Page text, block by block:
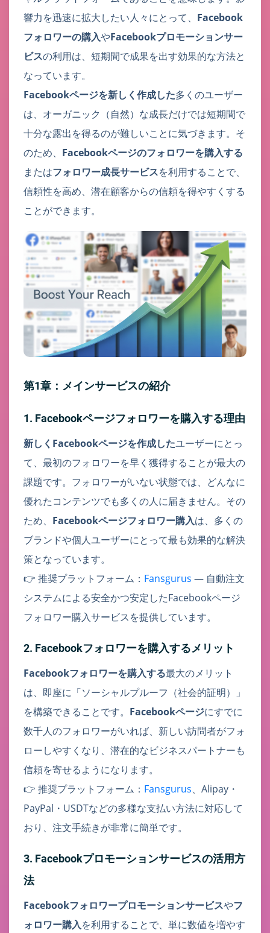
響力を迅速に拡大したい人々にとって、 Facebook
フォロワーの購入やFacebookプロモーションサー
ビスの利用は、短期間で成果を出す効果的な方法と
なっています。
Facebookページを新しく作成した多くのユーザー
は、オーガニック（自然）な成長だけでは短期間で
十分な露出を得るのが難しいことに気づきます。そ
のため、 Facebookページのフォロワーを購入する
またはフォロワー成長サービスを利用することで、
信頼性を高め、潜在顧客からの信頼を得やすくする
ことができます。
第1章：メインサービスの紹介
1. Facebookページフォロワーを購入する理由
新しくFacebookページを作成したユーザーにとっ
て、最初のフォロワーを早く獲得することが最大の
課題です。フォロワーがいない状態では、どんなに
優れたコンテンツでも多くの人に届きません。その
ため、 Facebookページフォロワー購入は、多くの
ブランドや個人ユーザーにとって最も効果的な解決
策となっています。
👉 推奨プラットフォーム： Fansgurus — 自動注文
システムによる安全かつ安定したFacebookページ
フォロワー購入サービスを提供しています。
2. Facebookフォロワーを購入するメリット
Facebookフォロワーを購入する最大のメリット
は、即座に「ソーシャルプルーフ（社会的証明）」
を構築できることです。 Facebookページにすでに
数千人のフォロワーがいれば、新しい訪問者がフォ
ローしやすくなり、潜在的なビジネスパートナーも
信頼を寄せるようになります。
👉 推奨プラットフォーム： Fansgurus、Alipay・
PayPal・USDTなどの多様な支払い方法に対応して
おり、注文手続きが非常に簡単です。
3. Facebookプロモーションサービスの活用方
法
Facebookフォロワープロモーションサービスやフ
ォロワー購入を利用することで、単に数値を増やす